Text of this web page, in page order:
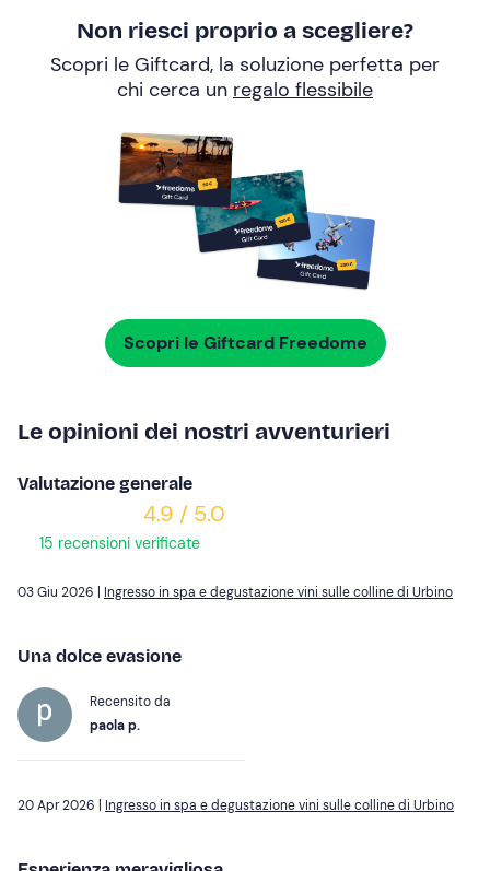
Non riesci proprio a scegliere?
Scopri le Giftcard, la soluzione perfetta per
chi cerca un regalo flessibile
Scopri le Giftcard Freedome
Le opinioni dei nostri avventurieri
Valutazione generale
4.9 / 5.0
15 recensioni verificate
03 Giu 2026 | Ingresso in spa e degustazione vini sulle colline di Urbino
Una dolce evasione
Recensito da
paola p.
20 Apr 2026 | Ingresso in spa e degustazione vini sulle colline di Urbino